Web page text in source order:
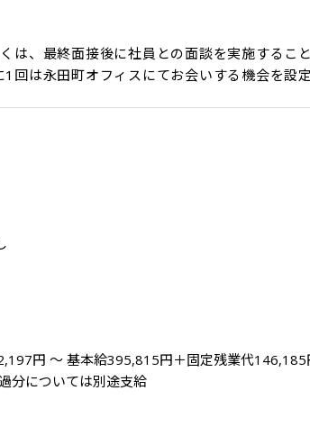
、最終面接後に社員との面談を実施すること
回は永田町オフィスにてお会いする機会を設
円 ～ 基本給395,815円＋固定残業代146,185
分については別途支給